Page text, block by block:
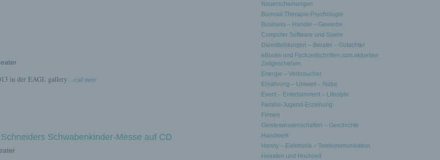
in der EAGL gallery ...read more
Schwabenkinder-Messe auf CD
Neuerscheinungen
Burnout-Therapie-Psychologie
Business – Handel – Gewerbe
Computer Software und Spiele
Dienstleistungen – Berater – Gutachter
eBooks und Fachzeitschriften zum aktuellen
Zeitgeschehen
Energie – Verbraucher
Ernährung – Umwelt – Natur
Event – Entertainment – Lifestyle
Familie-Jugend-Erziehung
Firmen
Geisteswissenschaften – Geschichte
Handwerk
Handy – Elektronik – Telekommunikation
Heiraten und Hochzeit